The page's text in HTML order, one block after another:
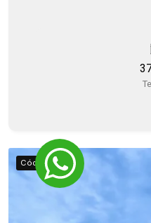
Cód. 5419